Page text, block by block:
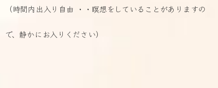
（時間内出入り自由 ・・瞑想をしていることがありますの
で、静かにお入りください）